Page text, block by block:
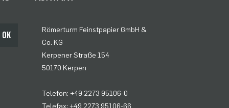
OK
Römerturm Feinstpapier GmbH &
Co. KG
Kerpener Straße 154
50170 Kerpen
Telefon: +49 2273 95106-0